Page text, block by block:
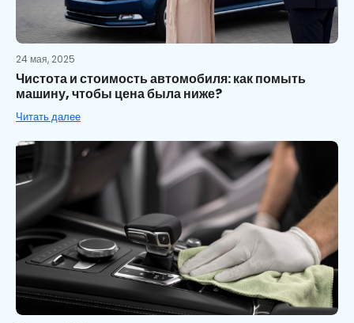
24 мая, 2025
Чистота и стоимость автомобиля: как помыть
машину, чтобы цена была ниже?
Читать далее